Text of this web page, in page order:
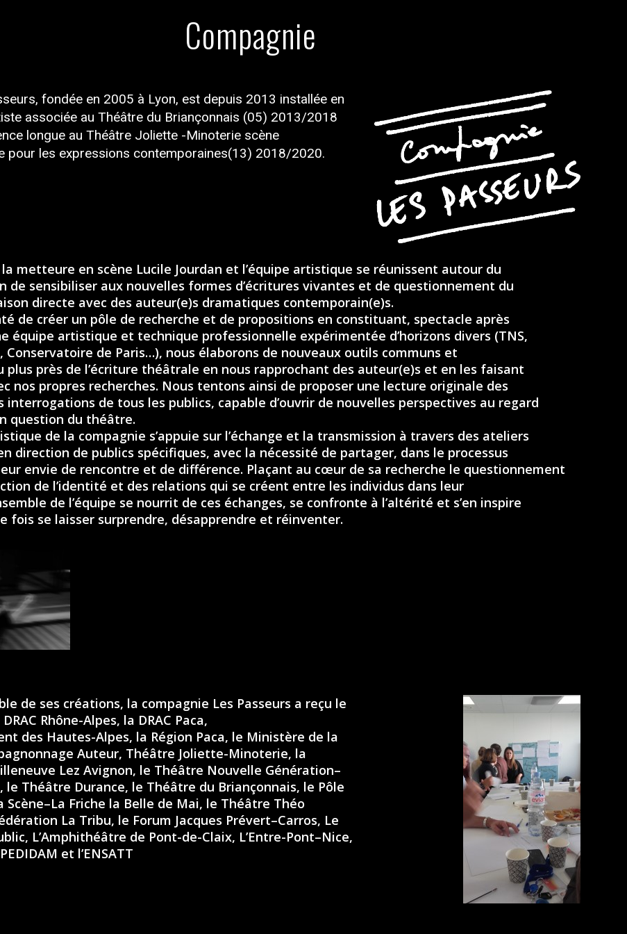
Compagnie
fondée en 2005 à Lyon, est depuis 2013 installée en
associée au Théâtre du Briançonnais (05) 2013/2018
longue au Théâtre Joliette -Minoterie scène
pour les expressions contemporaines(13) 2018/2020.
la metteure en scène Lucile Jourdan et l’équipe artistique se réunissent autour du
de sensibiliser aux nouvelles formes d’écritures vivantes et de questionnement du
directe avec des auteur(e)s dramatiques contemporain(e)s.
de créer un pôle de recherche et de propositions en constituant, spectacle après
équipe artistique et technique professionnelle expérimentée d’horizons divers (TNS,
Conservatoire de Paris…), nous élaborons de nouveaux outils communs et
plus près de l’écriture théâtrale en nous rapprochant des auteur(e)s et en les faisant
nos propres recherches. Nous tentons ainsi de proposer une lecture originale des
interrogations de tous les publics, capable d’ouvrir de nouvelles perspectives au regard
question du théâtre.
de la compagnie s’appuie sur l’échange et la transmission à travers des ateliers
direction de publics spécifiques, avec la nécessité de partager, dans le processus
envie de rencontre et de différence. Plaçant au cœur de sa recherche le questionnement
de l’identité et des relations qui se créent entre les individus dans leur
de l’équipe se nourrit de ces échanges, se confronte à l’altérité et s’en inspire
fois se laisser surprendre, désapprendre et réinventer.
de ses créations, la compagnie Les Passeurs a reçu le
Rhône-Alpes, la DRAC Paca,
des Hautes-Alpes, la Région Paca, le Ministère de la
Auteur, Théâtre Joliette-Minoterie, la
Lez Avignon, le Théâtre Nouvelle Génération–
le Théâtre Durance, le Théâtre du Briançonnais, le Pôle
Scène–La Friche la Belle de Mai, le Théâtre Théo
La Tribu, le Forum Jacques Prévert–Carros, Le
L’Amphithéâtre de Pont-de-Claix, L’Entre-Pont–Nice,
et l’ENSATT